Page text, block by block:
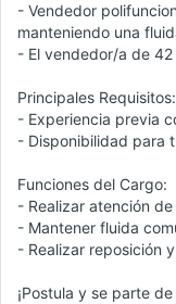
- Vendedor
manteniendo una
- El vendedor/a de
Principales Requisitos:
- Experiencia previa
- Disponibilidad para
Funciones del Cargo:
- Realizar atención
- Mantener fluida
- Realizar reposición
¡Postula y se parte